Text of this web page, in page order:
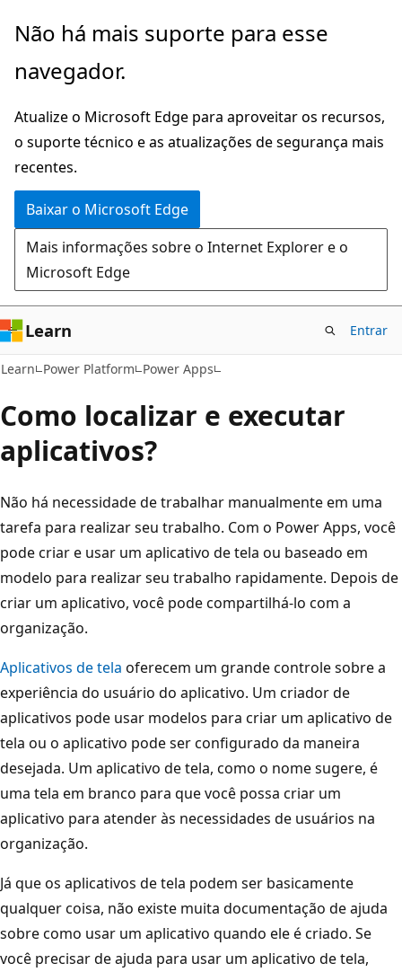
Pular
o
principal
Não há mais suporte para esse
navegador.
Atualize o Microsoft Edge para aproveitar os recursos,
o suporte técnico e as atualizações de segurança mais
recentes.
Baixar o Microsoft Edge
Mais informações sobre o Internet Explorer e o
Microsoft Edge
Learn Entrar
Learn Power Platform Power Apps
Como localizar e executar
aplicativos?
Não há necessidade de trabalhar manualmente em uma
tarefa para realizar seu trabalho. Com o Power Apps, você
pode criar e usar um aplicativo de tela ou baseado em
modelo para realizar seu trabalho rapidamente. Depois de
criar um aplicativo, você pode compartilhá-lo com a
organização.
Aplicativos de tela oferecem um grande controle sobre a
experiência do usuário do aplicativo. Um criador de
aplicativos pode usar modelos para criar um aplicativo de
tela ou o aplicativo pode ser configurado da maneira
desejada. Um aplicativo de tela, como o nome sugere, é
uma tela em branco para que você possa criar um
aplicativo para atender às necessidades de usuários na
organização.
Já que os aplicativos de tela podem ser basicamente
qualquer coisa, não existe muita documentação de ajuda
sobre como usar um aplicativo quando ele é criado. Se
você precisar de ajuda para usar um aplicativo de tela,